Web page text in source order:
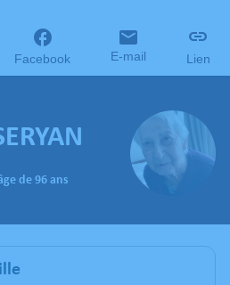
Facebook E-mail Lien
de 96 ans